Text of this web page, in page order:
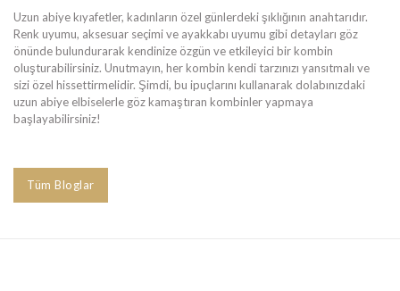
Uzun abiye kıyafetler, kadınların özel günlerdeki şıklığının anahtarıdır.
Renk uyumu, aksesuar seçimi ve ayakkabı uyumu gibi detayları göz
önünde bulundurarak kendinize özgün ve etkileyici bir kombin
oluşturabilirsiniz. Unutmayın, her kombin kendi tarzınızı yansıtmalı ve
sizi özel hissettirmelidir. Şimdi, bu ipuçlarını kullanarak dolabınızdaki
uzun abiye elbiselerle göz kamaştıran kombinler yapmaya
başlayabilirsiniz!
Tüm Bloglar